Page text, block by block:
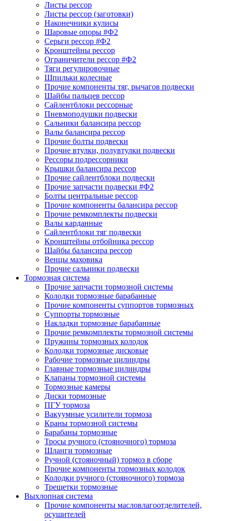
Листы рессор
Листы рессор (заготовки)
Наконечники кулисы
Шаровые опоры #Ф2
Серьги рессор #Ф2
Кронштейны рессор
Ограничители рессор #Ф2
Тяги регулировочные
Шпильки колесные
Прочие компоненты тяг, рычагов подвески
Шайбы пальцев рессор
Сайлентблоки рессорные
Пневмоподушки подвески
Сальники балансира рессор
Валы балансира рессор
Прочие болты подвески
Прочие втулки, полувтулки подвески
Рессоры подрессорники
Крышки балансира рессор
Прочие сайлентблоки подвески
Прочие запчасти подвески #Ф2
Болты центральные рессор
Прочие компоненты балансира рессор
Прочие ремкомплекты подвески
Валы карданные
Сайлентблоки тяг подвески
Кронштейны отбойника рессор
Шайбы балансира рессор
Венцы маховика
Прочие сальники подвески
Тормозная система
Прочие запчасти тормозной системы
Колодки тормозные барабанные
Прочие компоненты суппортов тормозных
Суппорты тормозные
Накладки тормозные барабанные
Прочие ремкомплекты тормозной системы
Пружины тормозных колодок
Колодки тормозные дисковые
Рабочие тормозные цилиндры
Главные тормозные цилиндры
Клапаны тормозной системы
Тормозные камеры
Диски тормозные
ПГУ тормоза
Вакуумные усилители тормоза
Краны тормозной системы
Барабаны тормозные
Тросы ручного (стояночного) тормоза
Шланги тормозные
Ручной (стояночный) тормоз в сборе
Прочие компоненты тормозных колодок
Колодки ручного (стояночного) тормоза
Трещетки тормозные
Выхлопная система
Прочие компоненты масловлагоотделителей,
осушителей